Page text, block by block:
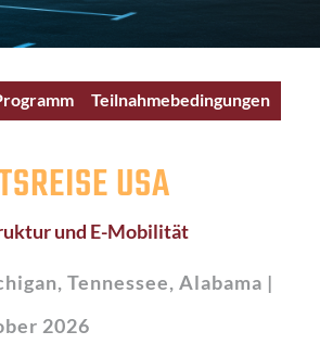
Teilnahmebedingungen
USA
und E-Mobilität
Tennessee, Alabama |
2026